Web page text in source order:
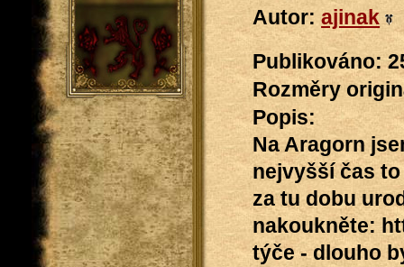
Autor:ajinak
Publikováno:
Rozměry
Popis:
Na Aragorn
nejvyšší čas
za tu dobu
nakoukněte:
týče - dlouho